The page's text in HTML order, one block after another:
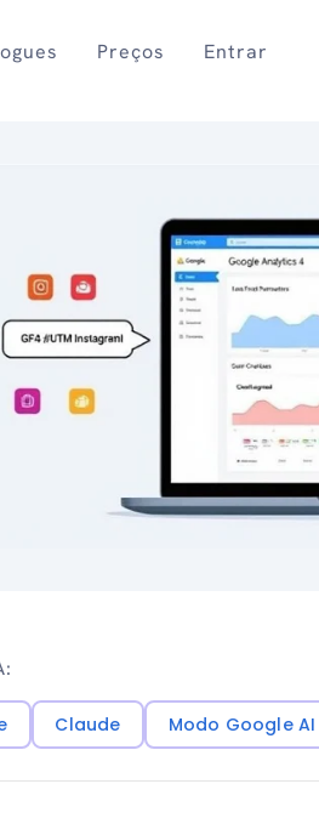
Preços Entrar
Claude Modo Google AI